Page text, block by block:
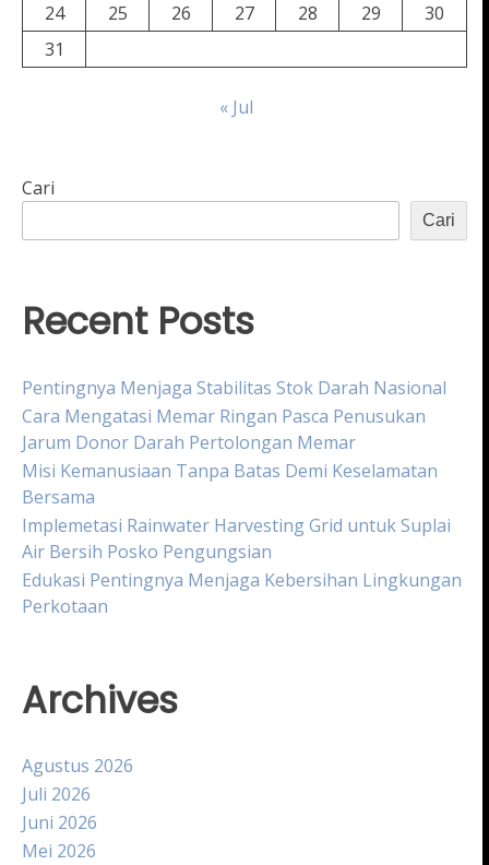
24
25 26 27 28 29
30
31
« Jul
Cari
Cari
Recent Posts
Pentingnya Menjaga Stabilitas Stok Darah Nasional
Cara Mengatasi Memar Ringan Pasca Penusukan
Jarum Donor Darah Pertolongan Memar
Misi Kemanusiaan Tanpa Batas Demi Keselamatan
Bersama
Implemetasi Rainwater Harvesting Grid untuk Suplai
Air Bersih Posko Pengungsian
Edukasi Pentingnya Menjaga Kebersihan Lingkungan
Perkotaan
Archives
Agustus 2026
Juli 2026
Juni 2026
Mei 2026